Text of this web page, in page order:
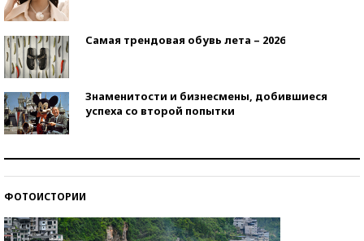
Самая трендовая обувь лета – 2026
Знаменитости и бизнесмены, добившиеся
успеха со второй попытки
ФОТОИСТОРИИ